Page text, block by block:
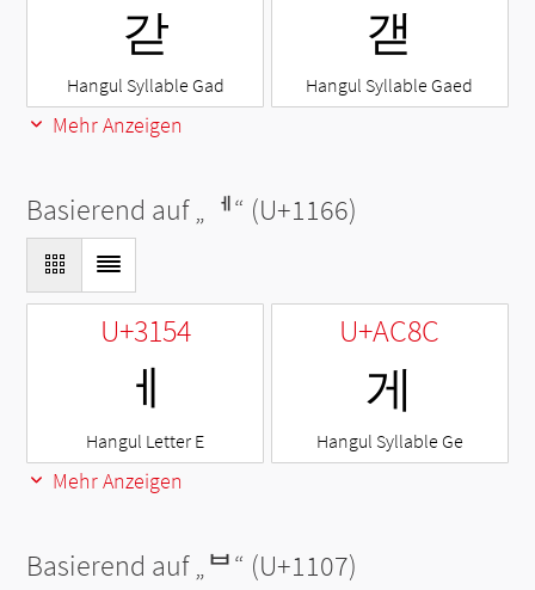
갇
Hangul Syllable Gad
갣
Hangul Syllable Gaed
Mehr Anzeigen
Basierend auf „ ᅦ“ (U+1166)
U+3154
ㅔ
Hangul Letter E
U+AC8C
게
Hangul Syllable Ge
Mehr Anzeigen
Basierend auf „ᄇ“ (U+1107)